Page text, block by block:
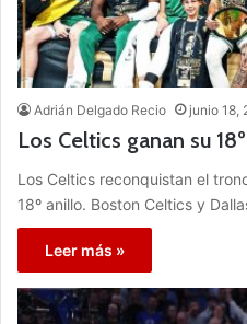
Adrián Delgado Recio junio 18,
Los Celtics ganan su
Los Celtics reconquistan el
18º anillo. Boston Celtics y
Leer más »